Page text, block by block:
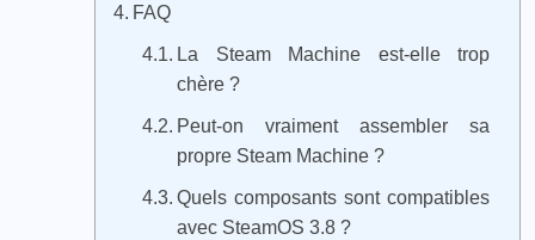
FAQ
La Steam Machine est-elle trop
chère ?
Peut-on vraiment assembler sa
propre Steam Machine ?
Quels composants sont compatibles
avec SteamOS 3.8 ?